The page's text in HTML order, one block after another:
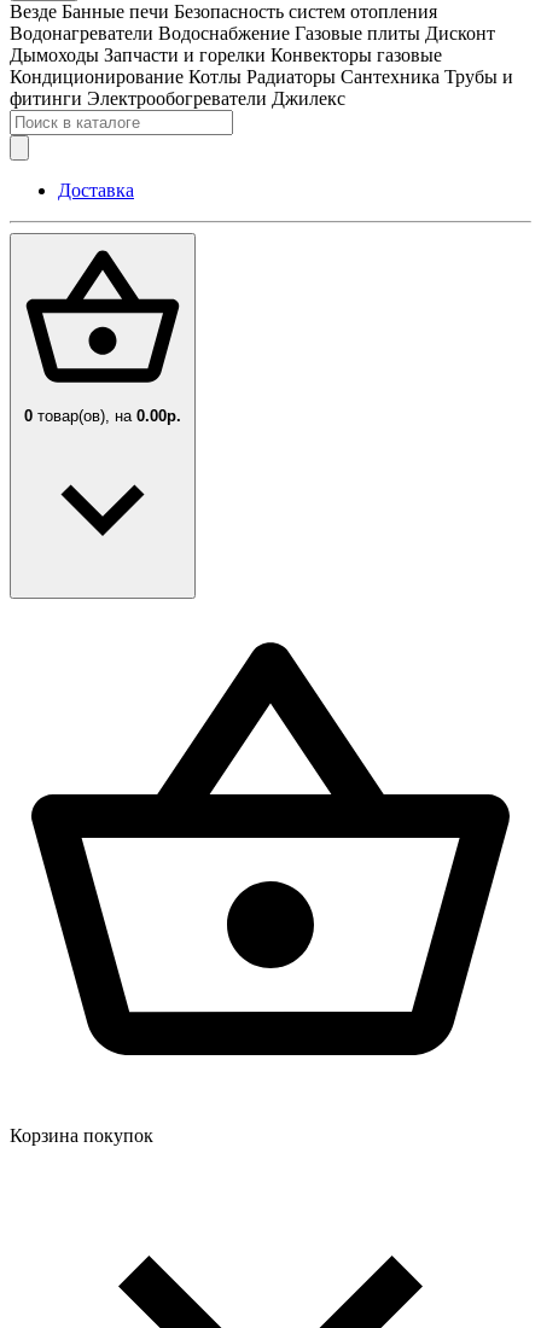
Везде Банные печи Безопасность систем отопления
Водонагреватели Водоснабжение Газовые плиты Дисконт
Дымоходы Запчасти и горелки Конвекторы газовые
Кондиционирование Котлы Радиаторы Сантехника Трубы и
фитинги Электрообогреватели Джилекс
Доставка
0 товар(ов), на 0.00р.
Корзина покупок